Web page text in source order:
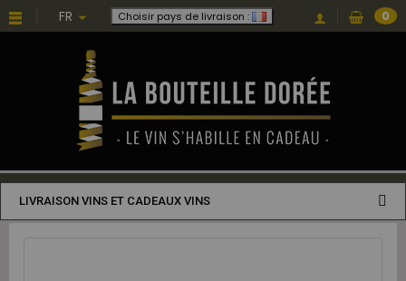
FR Choisir pays de livraison : 0
LIVRAISON VINS ET CADEAUX VINS